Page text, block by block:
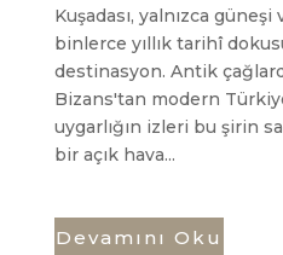
Kuşadası, yalnızca
binlerce yıllık tarihî
destinasyon. Antik
Bizans'tan modern
uygarlığın izleri bu şirin
bir açık hava...
Devamını Oku